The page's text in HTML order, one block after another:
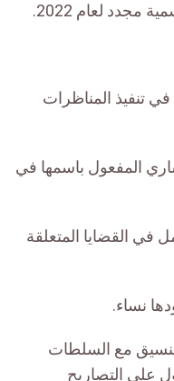
لعام 2022.
تنفيذ المناظرات
المفعول باسمها في
القضايا المتعلقة
نساء.
مع السلطات
على التصاريح